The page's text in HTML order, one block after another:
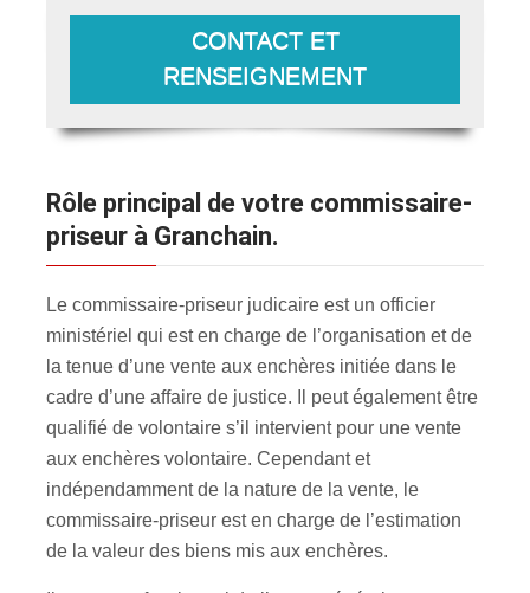
CONTACT ET
RENSEIGNEMENT
Rôle principal de votre commissaire-
priseur à Granchain.
Le commissaire-priseur judicaire est un officier
ministériel qui est en charge de l’organisation et de
la tenue d’une vente aux enchères initiée dans le
cadre d’une affaire de justice. Il peut également être
qualifié de volontaire s’il intervient pour une vente
aux enchères volontaire. Cependant et
indépendamment de la nature de la vente, le
commissaire-priseur est en charge de l’estimation
de la valeur des biens mis aux enchères.